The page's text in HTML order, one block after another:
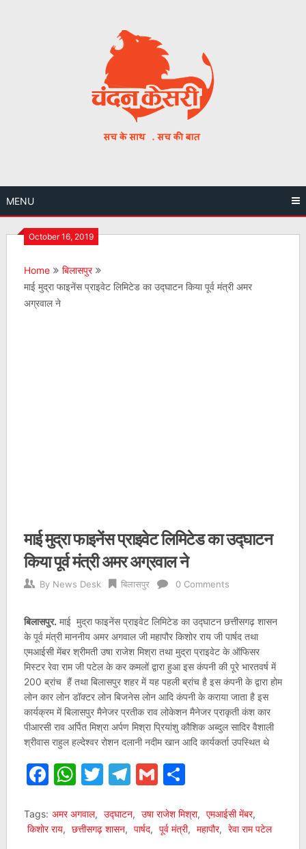
MENU
October 16, 2019
Home
बिलासपुर
माई मुद्रा फाइनेंस प्राइवेट लिमिटेड का उद्घाटन किया पूर्व मंत्री अमर
अग्रवाल ने
माई मुद्रा फाइनेंस प्राइवेट लिमिटेड का उद्घाटन
किया पूर्व मंत्री अमर अग्रवाल ने
By News Desk बिलासपुर 0 Comments
बिलासपुर. माई मुद्रा फाइनेंस प्राइवेट लिमिटेड का उद्घाटन छत्तीसगढ़ शासन
के पूर्व मंत्री माननीय अमर अगवाल जी महापौर किशोर राय जी पार्षद तथा
एमआईसी मेंबर श्रीमती उषा राजेश मिश्रा तथा मुद्रा प्राइवेट के ऑफिसर
मिस्टर रेवा राम जी पटेल के कर कमलों द्वारा हुआ इस कंपनी की पूरे भारतवर्ष में
200 ब्रांच हैं तथा बिलासपुर शहर में यह पहली ब्रांच है इस कंपनी के द्वारा होम
लोन कार लोन डॉक्टर लोन बिजनेस लोन आदि कंपनी के कराया जाता है इस
कार्यक्रम में बिलासपुर मैनेजर प्रतीक राव लोकेशन मैनेजर प्राकृती कंश कार
पीआरसी राव अर्पित मिश्रा अर्पण मिश्रा प्रियांशु कौशिक अब्दुल सादिर वैशाली
श्रीवास राहुल हल्देश्वर रोशन दलानी नदीम खान आदि कार्यकर्ता उपस्थित थे
Facebook
WhatsApp
Twitter
Telegram
GmailShare
Tags: अमर अगवाल, उद्घाटन, उषा राजेश मिश्रा, एमआईसी मेंबर,
किशोर राय, छत्तीसगढ़ शासन, पार्षद, पूर्व मंत्री, महापौर, रेवा राम पटेल